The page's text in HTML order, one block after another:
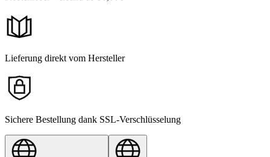
Lieferung direkt vom Hersteller
Sichere Bestellung dank SSL-Verschlüsselung